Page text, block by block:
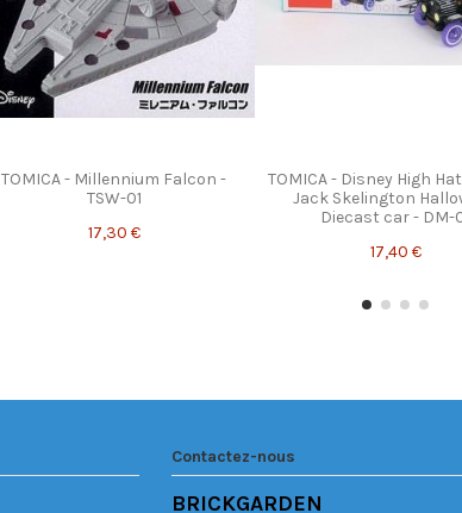
TOMICA - Millennium Falcon -
TSW-01
17,30 €
TOMICA - Disney High
Jack Skelington
Diecast car - DM-
17,40 €
Contactez-nous
BRICKGARDEN